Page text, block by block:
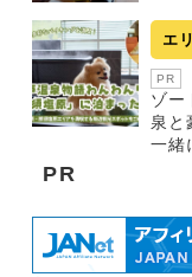
エ
PR
ゾー
泉と
一緒
PR